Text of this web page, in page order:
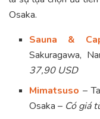
Osaka.
Sauna &
Sakuragawa,
37,90 USD
Mimatsuso –
Osaka – Có giá